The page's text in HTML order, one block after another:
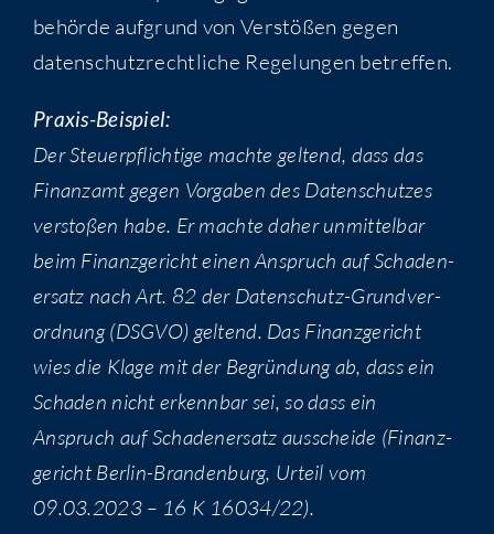
be­hör­de auf­grund von Ver­stö­ßen gegen
daten­schutz­recht­li­che Rege­lun­gen betreffen.
Pra­xis-Bei­spiel:
Der Steu­er­pflich­ti­ge mach­te gel­tend, dass das
Finanz­amt gegen Vor­ga­ben des Daten­schut­zes
ver­sto­ßen habe. Er mach­te daher unmit­tel­bar
beim Finanz­ge­richt einen Anspruch auf Scha­den­
er­satz nach Art. 82 der Daten­schutz-Grund­ver­
ord­nung (DSGVO) gel­tend. Das Finanz­ge­richt
wies die Kla­ge mit der Begrün­dung ab, dass ein
Scha­den nicht erkenn­bar sei, so dass ein
Anspruch auf Scha­den­er­satz aus­schei­de (Finanz­
ge­richt Ber­lin-Bran­den­burg, Urteil vom
09.03.2023 – 16 K 16034/22).